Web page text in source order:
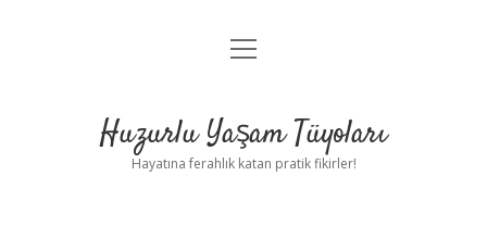
Anasayfa
Yasal Uyarı
menüyü
Huzurlu Yaşam Tüyoları
Hayatına ferahlık katan pratik fikirler!